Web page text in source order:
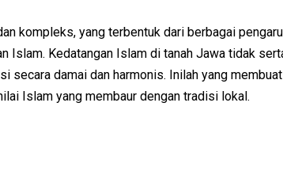
kompleks, yang terbentuk dari berbagai
Islam. Kedatangan Islam di tanah Jawa tidak
secara damai dan harmonis. Inilah yang membuat
Islam yang membaur dengan tradisi lokal.